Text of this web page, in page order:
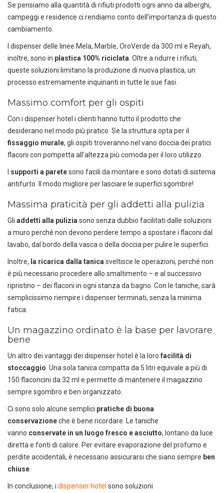
DEDICACIUN ALTRO SECONDO
Puoi facilmente conoscere tutti i
nostri prodotti
CLICCA SULLE IMMAGINI
Se pensiamo alla quantità di rifiuti prodotti ogni anno da alberghi,
campeggi e residence ci rendiamo conto dell’importanza di questo
cambiamento.
I dispenser delle linee Mela, Marble, OroVerde da 300 ml e Reyah,
inoltre, sono in plastica 100% riciclata . Oltre a ridurre i rifiuti,
queste soluzioni limitano la produzione di nuova plastica, un
processo estremamente inquinanti in tutte le sue fasi.
Massimo comfort per gli ospiti
Con i dispenser hotel i clienti hanno tutto il prodotto che
desiderano nel modo più pratico. Se la struttura opta per il
fissaggio murale, gli ospiti troveranno nel vano doccia dei pratici
flaconi con pompetta all'altezza più comoda per il loro utilizzo.
I supporti a paretesono facili da montare e sono dotati di sistema
antifurto. Il modo migliore per lasciare le superfici sgombre!
Massima praticità per gli addetti alla pulizia
Gli addetti alla pulizia sono senza dubbio facilitati dalle soluzioni
a muro perché non devono perdere tempo a spostare i flaconi dal
lavabo, dal bordo della vasca o della doccia per pulire le superfici.
Inoltre, la ricarica dalla tanica sveltisce le operazioni, perché non
è più necessario procedere allo smaltimento – e al successivo
ripristino – dei flaconi in ogni stanza da bagno. Con le taniche, sarà
semplicissimo riempire i dispenser terminati, senza la minima
fatica.
Un magazzino ordinato è la base per lavorare
bene
Un altro dei vantaggi dei dispenser hotel è la loro facilità di
stoccaggio . Una sola tanica compatta da 5 litri equivale a più di
150 flaconcini da 32 ml e permette di mantenere il magazzino
sempre sgombro e ben organizzato.
Ci sono solo alcune semplici pratiche di buona
conservazioneche è bene ricordare. Le taniche
vanno conservate in un luogo fresco e asciutto, lontano da luce
diretta e fonti di calore. Per evitare evaporazione del profumo e
perdite accidentali, è necessario assicurarsi che siano sempre ben
chiuse
In conclusione, i dispenser hotel sono soluzioni